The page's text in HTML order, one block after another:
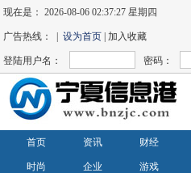
现在是：2026-08-06 02:37:27 星期四
广告热线： |设为首页 | 加入收藏
登陆用户名： 密码：
首页 资讯 财经
时尚 企业 游戏